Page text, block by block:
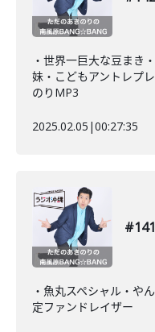
・世界一巨大な豆まき
妹・こどもアントレプ
のりMP3
2025.02.05 |00:27:35
・魚丸スペシャル・や
定ファンドレイザー